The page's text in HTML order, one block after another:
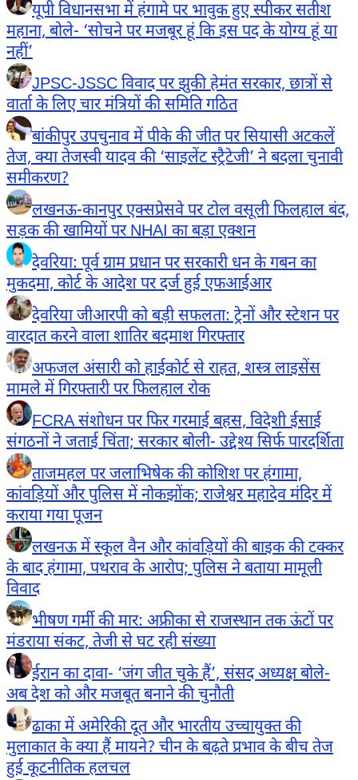
यूपी विधानसभा में हंगामे पर भावुक हुए स्पीकर सतीश
महाना, बोले- ‘सोचने पर मजबूर हूं कि इस पद के योग्य हूं या
नहीं’
JPSC-JSSC विवाद पर झुकी हेमंत सरकार, छात्रों से
वार्ता के लिए चार मंत्रियों की समिति गठित
बांकीपुर उपचुनाव में पीके की जीत पर सियासी अटकलें
तेज, क्या तेजस्वी यादव की ‘साइलेंट स्ट्रैटेजी’ ने बदला चुनावी
समीकरण?
लखनऊ-कानपुर एक्सप्रेसवे पर टोल वसूली फिलहाल बंद,
सड़क की खामियों पर NHAI का बड़ा एक्शन
देवरिया: पूर्व ग्राम प्रधान पर सरकारी धन के गबन का
मुकदमा, कोर्ट के आदेश पर दर्ज हुई एफआईआर
देवरिया जीआरपी को बड़ी सफलता: ट्रेनों और स्टेशन पर
वारदात करने वाला शातिर बदमाश गिरफ्तार
अफजल अंसारी को हाईकोर्ट से राहत, शस्त्र लाइसेंस
मामले में गिरफ्तारी पर फिलहाल रोक
FCRA संशोधन पर फिर गरमाई बहस, विदेशी ईसाई
संगठनों ने जताई चिंता; सरकार बोली- उद्देश्य सिर्फ पारदर्शिता
ताजमहल पर जलाभिषेक की कोशिश पर हंगामा,
कांवड़ियों और पुलिस में नोकझोंक; राजेश्वर महादेव मंदिर में
कराया गया पूजन
लखनऊ में स्कूल वैन और कांवड़ियों की बाइक की टक्कर
के बाद हंगामा, पथराव के आरोप; पुलिस ने बताया मामूली
विवाद
भीषण गर्मी की मार: अफ्रीका से राजस्थान तक ऊंटों पर
मंडराया संकट, तेजी से घट रही संख्या
ईरान का दावा- ‘जंग जीत चुके हैं’, संसद अध्यक्ष बोले-
अब देश को और मजबूत बनाने की चुनौती
ढाका में अमेरिकी दूत और भारतीय उच्चायुक्त की
मुलाकात के क्या हैं मायने? चीन के बढ़ते प्रभाव के बीच तेज
हुई कूटनीतिक हलचल